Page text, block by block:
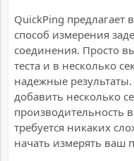
QuickPing
способ измерения
соединения. Просто
теста и в несколько
надежные
добавить несколько
производительность
требуется никаких
начать измерять ваш